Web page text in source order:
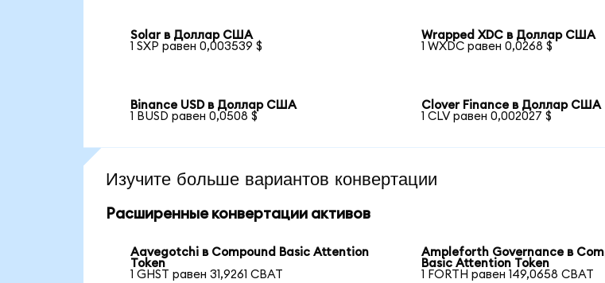
Solar в Доллар США
1 SXP равен 0,003539 $
Wrapped XDC в Доллар США
1 WXDC равен 0,0268 $
Binance USD в Доллар США
1 BUSD равен 0,0508 $
Clover Finance в Доллар США
1 CLV равен 0,002027 $
Изучите больше вариантов конвертации
Расширенные конвертации активов
Aavegotchi в Compound Basic Attention
Token
1 GHST равен 31,9261 CBAT
Ampleforth Governance в
Basic Attention Token
1 FORTH равен 149,0658 CBAT